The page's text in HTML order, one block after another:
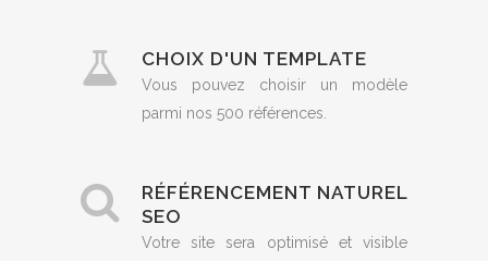
CHOIX D'UN TEMPLATE
Vous pouvez choisir un modèle
parmi nos 500 références.
RÉFÉRENCEMENT NATUREL
SEO
Votre site sera optimisé et visible